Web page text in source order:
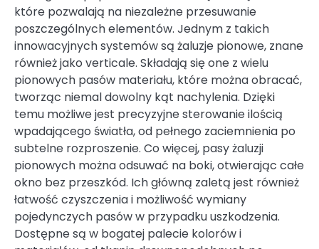
które pozwalają na niezależne przesuwanie
poszczególnych elementów. Jednym z takich
innowacyjnych systemów są żaluzje pionowe, znane
również jako verticale. Składają się one z wielu
pionowych pasów materiału, które można obracać,
tworząc niemal dowolny kąt nachylenia. Dzięki
temu możliwe jest precyzyjne sterowanie ilością
wpadającego światła, od pełnego zaciemnienia po
subtelne rozproszenie. Co więcej, pasy żaluzji
pionowych można odsuwać na boki, otwierając całe
okno bez przeszkód. Ich główną zaletą jest również
łatwość czyszczenia i możliwość wymiany
pojedynczych pasów w przypadku uszkodzenia.
Dostępne są w bogatej palecie kolorów i